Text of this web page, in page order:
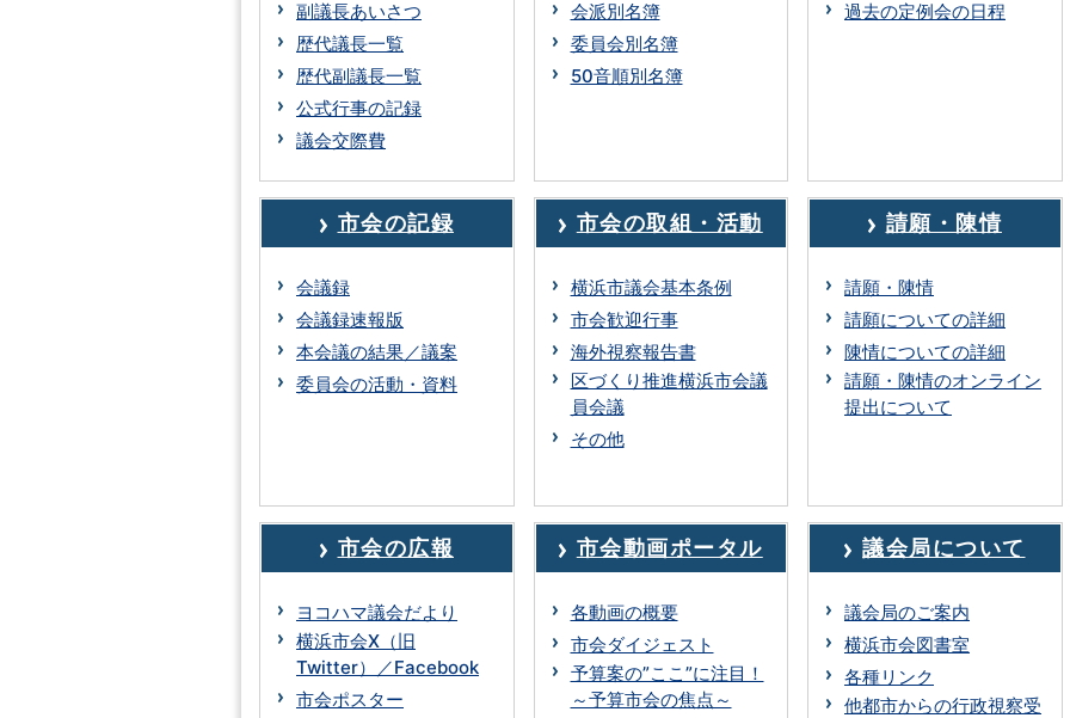
副議長あいさつ
歴代議長一覧
歴代副議長一覧
公式行事の記録
議会交際費
会派別名簿
委員会別名簿
50音順別名簿
過去の定例会の日程
市会の記録
会議録
会議録速報版
本会議の結果／議案
委員会の活動・資料
市会の取組・活動
横浜市議会基本条例
市会歓迎行事
海外視察報告書
区づくり推進横浜市会議
員会議
その他
請願・陳情
請願・陳情
請願についての詳細
陳情についての詳細
請願・陳情のオンライン
提出について
市会の広報
ヨコハマ議会だより
横浜市会X（旧
Twitter）／Facebook
市会ポスター
市会動画ポータル
各動画の概要
市会ダイジェスト
予算案の”ここ”に注目！
～予算市会の焦点～
議会局について
議会局のご案内
横浜市会図書室
各種リンク
他都市からの行政視察受